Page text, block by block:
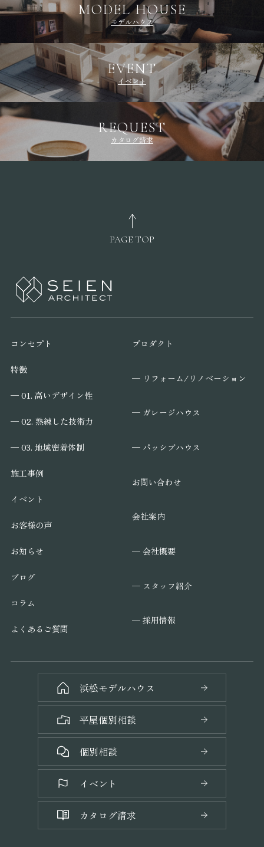
MODEL HOUSE
モデルハウス
EVENT
イベント
REQUEST
カタログ請求
PAGE TOP
コンセプト
特徴
─ 01. 高いデザイン性
─ 02. 熟練した技術力
─ 03. 地域密着体制
施工事例
イベント
お客様の声
お知らせ
ブログ
コラム
よくあるご質問
プロダクト
─ リフォーム/リノベーション
─ ガレージハウス
─ パッシブハウス
お問い合わせ
会社案内
─ 会社概要
─ スタッフ紹介
─ 採用情報
浜松モデルハウス
平屋個別相談
個別相談
イベント
カタログ請求